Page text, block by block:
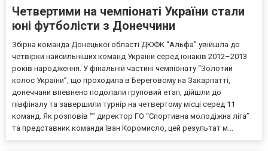
Четвертими на чемпіонаті України стали
юні футболісти з Донеччини
Збірна команда Донецької області ДЮФК “Альфа” увійшла до
четвірки найсильніших команд України серед юнаків 2012–2013
років народження. У фінальній частині чемпіонату “Золотий
колос України”, що проходила в Береговому на Закарпатті,
донеччани впевнено подолали груповий етап, дійшли до
півфіналу та завершили турнір на четвертому місці серед 11
команд. Як розповів “” директор ГО “Спортивна молодіжна ліга”
та представник команди Іван Коромисло, цей результат м...